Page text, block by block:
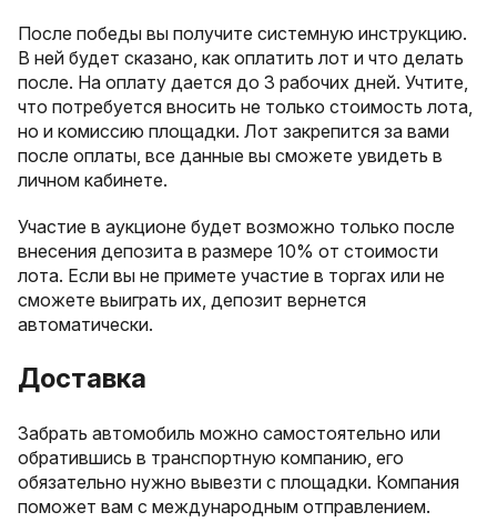
После победы вы получите системную инструкцию.
В ней будет сказано, как оплатить лот и что делать
после. На оплату дается до 3 рабочих дней. Учтите,
что потребуется вносить не только стоимость лота,
но и комиссию площадки. Лот закрепится за вами
после оплаты, все данные вы сможете увидеть в
личном кабинете.
Участие в аукционе будет возможно только после
внесения депозита в размере 10% от стоимости
лота. Если вы не примете участие в торгах или не
сможете выиграть их, депозит вернется
автоматически.
Доставка
Забрать автомобиль можно самостоятельно или
обратившись в транспортную компанию, его
обязательно нужно вывезти с площадки. Компания
поможет вам с международным отправлением.